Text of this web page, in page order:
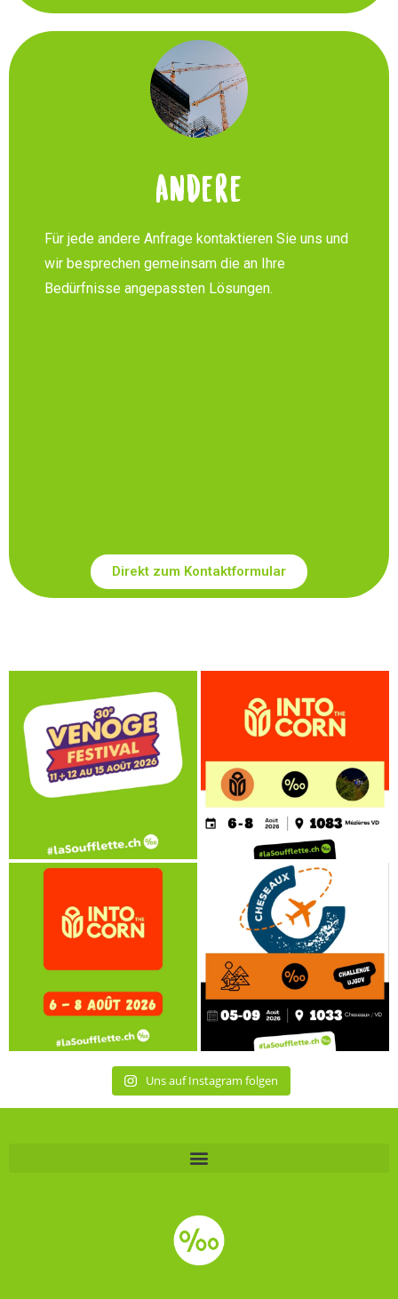
Andere
Für jede andere Anfrage kontaktieren Sie uns und
wir besprechen gemeinsam die an Ihre
Bedürfnisse angepassten Lösungen.
Direkt zum Kontaktformular
Uns auf Instagram folgen